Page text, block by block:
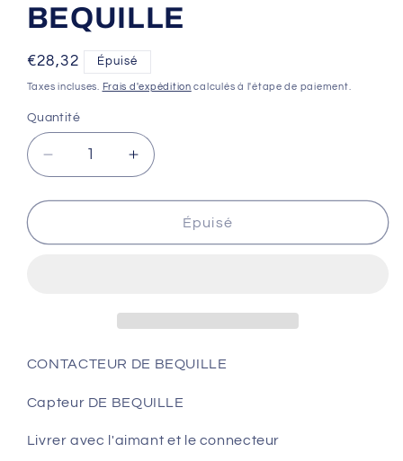
BEQUILLE
Prix
habituel
€28,32 Épuisé
Taxes incluses. Frais d'expédition calculés à l'étape de paiement.
Quantité
Réduire
la
quantité
CONTACTEUR
Augmenter
la
quantité
CONTACTEUR
Épuisé
CONTACTEUR DE BEQUILLE
Capteur DE BEQUILLE
Livrer avec l'aimant et le connecteur